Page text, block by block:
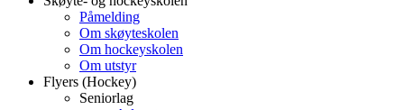
Påmelding
Om skøyteskolen
Om hockeyskolen
Om utstyr
Flyers (Hockey)
Seniorlag